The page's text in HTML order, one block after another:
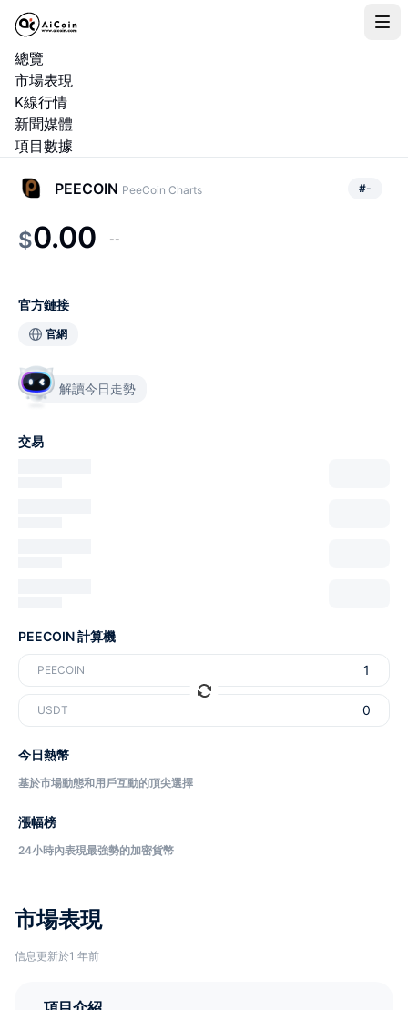
總覽
市場表現
K線行情
新聞媒體
項目數據
市場表現
信息更新於1 年前
PEECOIN PeeCoin Charts #-
$0.00 --
官方鏈接
官網
解讀今日走勢
交易
PEECOIN 計算機
PEECOIN
USDT
今日熱幣
基於市場動態和用戶互動的頂尖選擇
漲幅榜
24小時內表現最強勢的加密貨幣